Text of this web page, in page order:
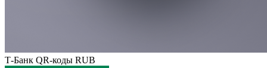
Т-Банк QR-коды RUB